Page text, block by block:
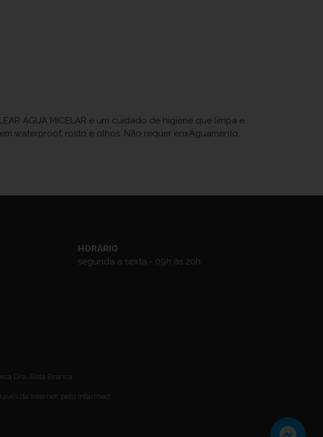
ÁGUA MICELAR é um cuidado de higiene que limpa e
waterproof, rosto e olhos. Não requer enxÁguamento.
HORÁRIO
segunda a sexta - 09h às 20h
Dra. Bata Branca
da Internet, pelo Infarmed.